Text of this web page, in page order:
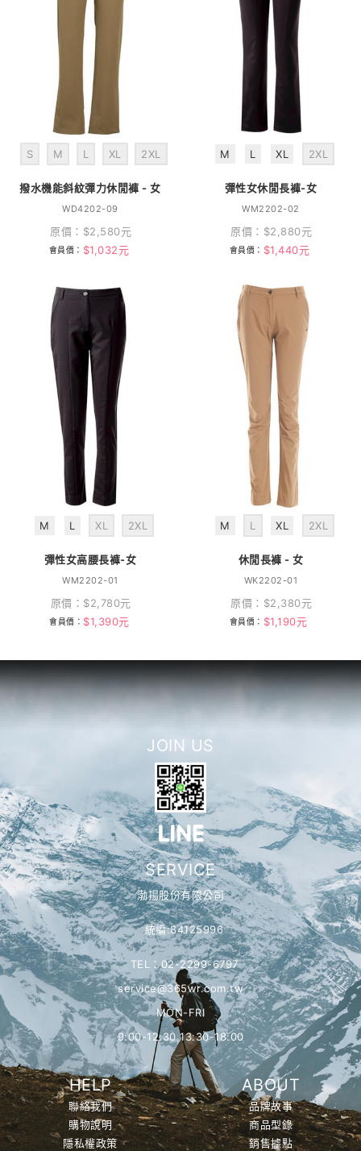
S M L XL 2XL
撥水機能斜紋彈力休閒褲 - 女
WD4202-09
原價： $2,580元
會員價： $1,032元
M L XL 2XL
彈性女休閒長褲-女
WM2202-02
原價： $2,880元
會員價： $1,440元
M L XL 2XL
彈性女高腰長褲-女
WM2202-01
原價： $2,780元
會員價： $1,390元
M L XL 2XL
休閒長褲 - 女
WK2202-01
原價： $2,380元
會員價： $1,190元
JOIN US
SERVICE
渤揚股份有限公司
統編:84125996
TEL：02-2299-6797
service@365wr.com.tw
MON-FRI
9:00-12:30 13:30-18:00
HELP
聯絡我們
購物說明
隱私權政策
ABOUT
品牌故事
商品型錄
銷售據點